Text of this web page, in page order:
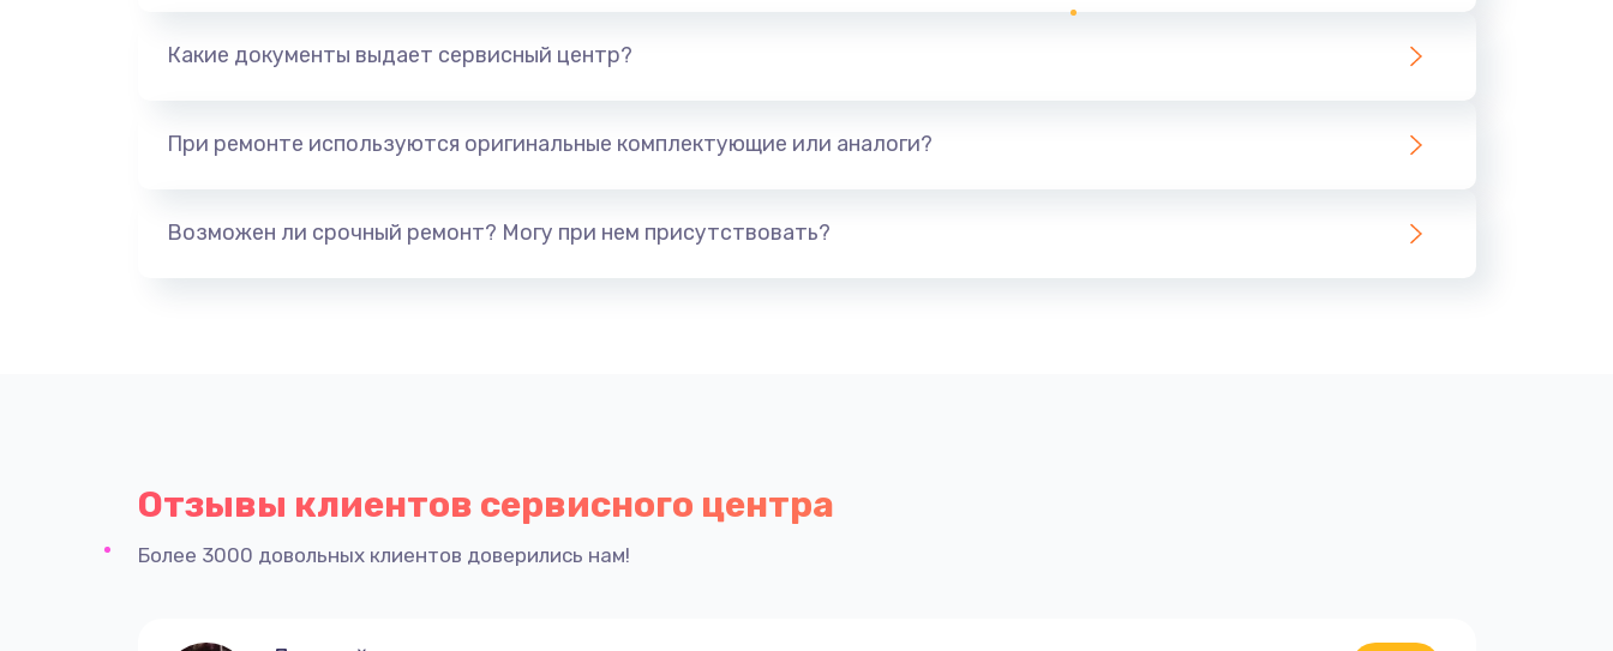
Какие документы выдает сервисный центр?
При ремонте используются оригинальные комплектующие или аналоги?
Возможен ли срочный ремонт? Могу при нем присутствовать?
Отзывы клиентов сервисного центра
Более 3000 довольных клиентов доверились нам!